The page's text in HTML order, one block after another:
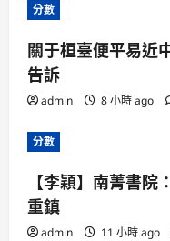
分數
關于桓臺便平易近
告訴
admin 8 小時 ago
分數
【李穎】南菁書
重鎮
admin 11 小時 ago